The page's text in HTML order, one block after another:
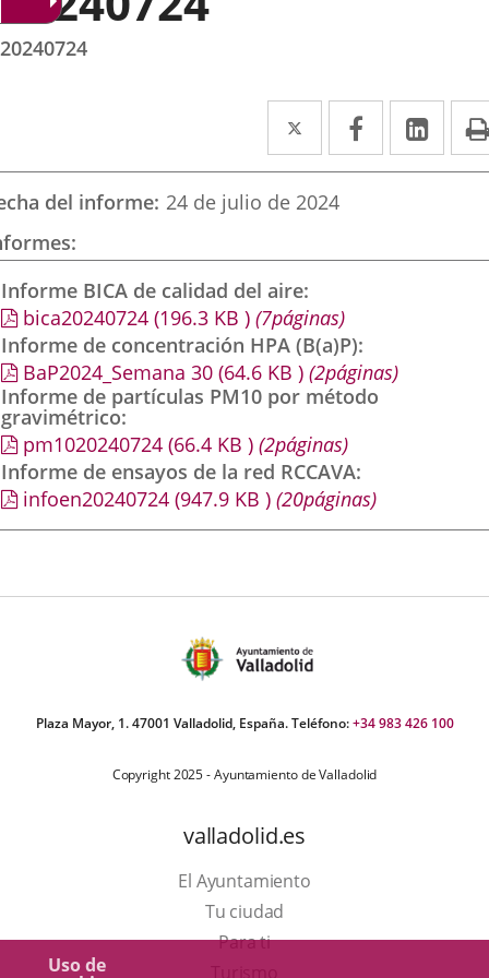
Uso de
20240724
Twitter
Enlace
a
una
externa.
Facebook
Enlace
a
externa.
a
del informe 24 de julio de 2024
Informe BICA de calidad del aire
bica20240724 (196.3 KB ) (7páginas)
Informe de concentración HPA (B(a)P)
BaP2024_Semana 30 (64.6 KB ) (2páginas)
Informe de partículas PM10 por método
gravimétrico
pm1020240724 (66.4 KB ) (2páginas)
Informe de ensayos de la red RCCAVA
infoen20240724 (947.9 KB ) (20páginas)
Plaza Mayor, 1. 47001 Valladolid, España. Teléfono:+34 983 426 100
Copyright 2025 - Ayuntamiento de Valladolid
valladolid.es
El Ayuntamiento
Tu ciudad
Para ti